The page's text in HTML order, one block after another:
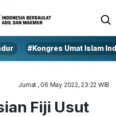
#Kongres Umat Islam
Jumat , 06 May 2022, 23:22 WIB
Fiji Usut